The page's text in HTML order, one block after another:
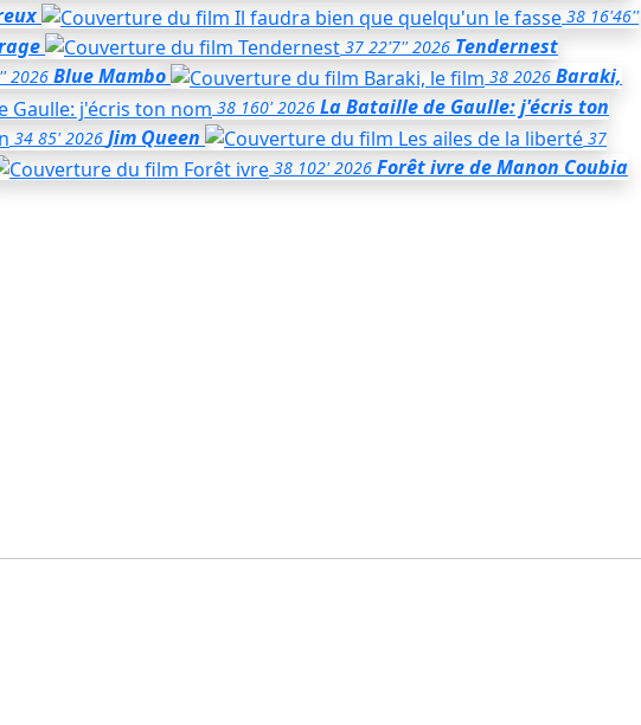
38 16'46''
37 22'7'' 2026 Tendernest
2026 Blue Mambo 38 2026 Baraki,
38 160' 2026 La Bataille de Gaulle: j'écris ton
34 85' 2026 Jim Queen
37
38 102' 2026 Forêt ivrede Manon Coubia